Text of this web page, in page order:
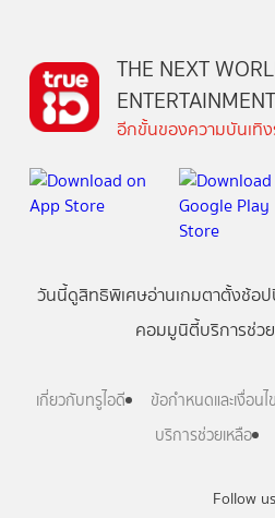
Follow us
THE NEXT
ENTERTAINMENT
อีกขั้นของความบันเทิ
วันนี้ดูสิทธิพิเศษอ่านเกมตาตั้งช้อ
คอมมูนิตี้บริการช่ว
เกี่ยวกับทรูไอดี ข้อกำหนดและเงื่อนไข
บริการช่วยเหลือ